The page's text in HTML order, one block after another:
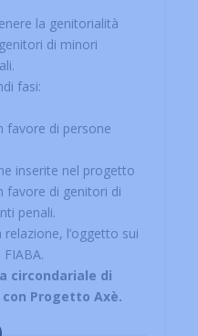
la genitorialità
di minori
fasi:
favore di persone
inserite nel progetto
favore di genitori di
penali.
l’oggetto sui
circondariale di
Progetto Axè.